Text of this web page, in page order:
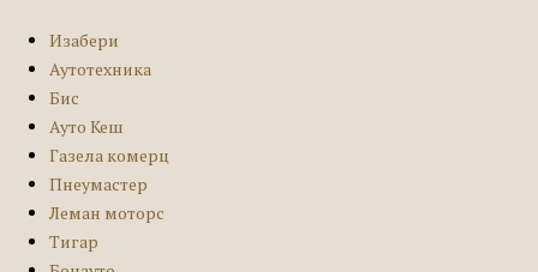
Изабери
Аутотехника
Бис
Ауто Кеш
Газела комерц
Пнеумастер
Леман моторс
Тигар